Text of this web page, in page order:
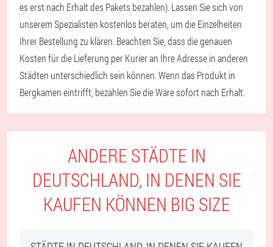
es erst nach Erhalt des Pakets bezahlen). Lassen Sie sich von
unserem Spezialisten kostenlos beraten, um die Einzelheiten
Ihrer Bestellung zu klären. Beachten Sie, dass die genauen
Kosten für die Lieferung per Kurier an Ihre Adresse in anderen
Städten unterschiedlich sein können. Wenn das Produkt in
Bergkamen eintrifft, bezahlen Sie die Ware sofort nach Erhalt.
ANDERE STÄDTE IN
DEUTSCHLAND, IN DENEN SIE
KAUFEN KÖNNEN BIG SIZE